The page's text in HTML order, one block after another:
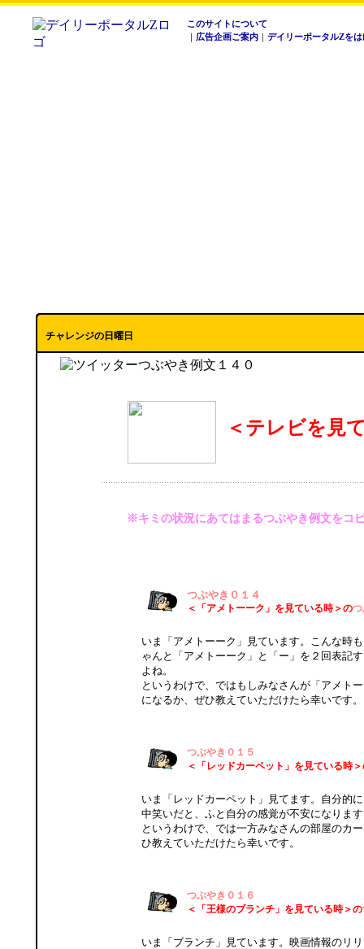
このサイトについて
｜ 広告企画ご案内 ｜ デイリーポータルZを
チャレンジの日曜日
＜テレビを見
※キミの状況にあてはまるつぶやき例文をコ
つぶやき０１４
＜「アメトーーク」を見ている時＞のつ
いま「アメトーーク」見ています。こんな時
ゃんと「アメトーーク」と「ー」を２回表記
よね。
というわけで、ではもしみなさんが「アメト
になるか、ぜひ教えていただけたら幸いです。
つぶやき０１５
＜「レッドカーペット」を見ている時＞
いま「レッドカーペット」見てます。自分的
中笑いだと、ふと自分の感覚が不安になりま
というわけで、では一方みなさんの部屋のカ
ひ教えていただけたら幸いです。
つぶやき０１６
＜「王様のブランチ」を見ている時＞の
いま「ブランチ」見ています。映画情報のリ